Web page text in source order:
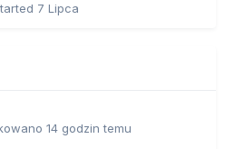
7 Lipca
14 godzin temu